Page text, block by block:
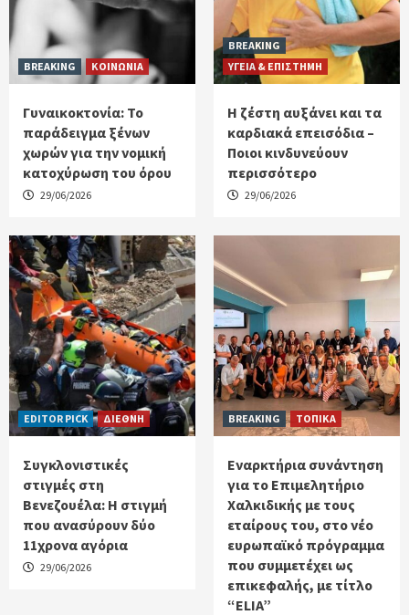
BREAKING ΚΟΙΝΩΝΙΑ
Γυναικοκτονία: Το
παράδειγμα ξένων
χωρών για την νομική
κατοχύρωση του όρου
29/06/2026
BREAKING
ΥΓΕΙΑ & ΕΠΙΣΤΗΜΗ
Η ζέστη αυξάνει και τα
καρδιακά επεισόδια –
Ποιοι κινδυνεύουν
περισσότερο
29/06/2026
EDITOR PICK ΔΙΕΘΝΗ
Συγκλονιστικές
στιγμές στη
Βενεζουέλα: Η στιγμή
που ανασύρουν δύο
11χρονα αγόρια
29/06/2026
BREAKING ΤΟΠΙΚΑ
Εναρκτήρια συνάντηση
για το Επιμελητήριο
Χαλκιδικής με τους
εταίρους του, στο νέο
ευρωπαϊκό πρόγραμμα
που συμμετέχει ως
επικεφαλής, με τίτλο
“ELIA”